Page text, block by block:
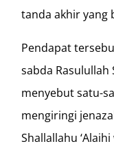
tanda akhir yang
Pendapat
sabda Rasulullah
menyebut satu-
mengiringi
Shallallahu